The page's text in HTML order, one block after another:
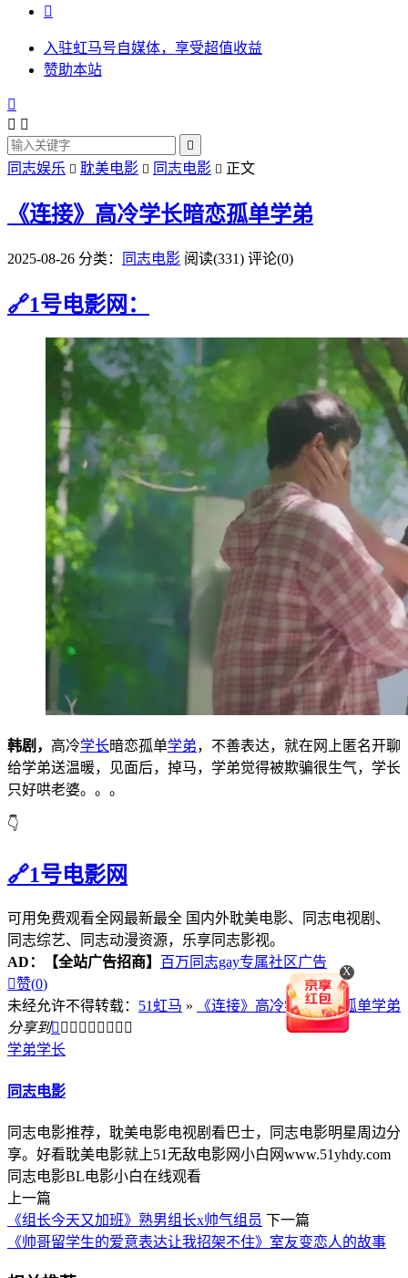

入驻虹马号自媒体，享受超值收益
赞助本站

 

同志娱乐  耽美电影  同志电影  正文
《连接》高冷学长暗恋孤单学弟
2025-08-26 分类： 同志电影 阅读(331) 评论(0)
🔗1号电影网：
韩剧， 高冷学长暗恋孤单学弟，不善表达，就在网上匿名开聊
给学弟送温暖，见面后，掉马，学弟觉得被欺骗很生气，学长
只好哄老婆。。。
👇
🔗1号电影网
可用免费观看全网最新最全 国内外耽美电影、同志电视剧、
同志综艺、同志动漫资源，乐享同志影视。
AD：
【全站广告招商】 百万同志gay专属社区广告
赞(0)
未经允许不得转载： 51虹马 »
《连接》高冷学长暗恋孤单学弟
分享到        
学弟学长
同志电影
同志电影推荐，耽美电影电视剧看巴士，同志电影明星周边分
享。好看耽美电影就上51无敌电影网小白网www.51yhdy.com
同志电影BL电影小白在线观看
上一篇
《组长今天又加班》熟男组长x帅气组员 下一篇
《帅哥留学生的爱意表达让我招架不住》室友变恋人的故事
X